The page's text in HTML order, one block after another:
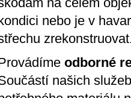
nebo je v
odborné
našich